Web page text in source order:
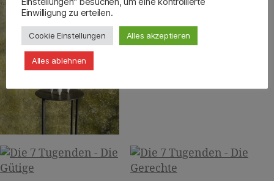
Einwilligung zu erteilen.
Cookie Einstellungen Alles akzeptieren
Alles ablehnen